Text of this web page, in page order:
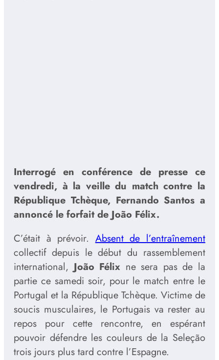
Interrogé en conférence de presse ce
vendredi, à la veille du match contre la
République Tchèque, Fernando Santos a
annoncé le forfait de João Félix.
C’était à prévoir.Absent de l’entraînement
collectif depuis le début du rassemblement
international, João Félix ne sera pas de la
partie ce samedi soir, pour le match entre le
Portugal et la République Tchèque. Victime de
soucis musculaires, le Portugais va rester au
repos pour cette rencontre, en espérant
pouvoir défendre les couleurs de la Seleção
trois jours plus tard contre l’Espagne.